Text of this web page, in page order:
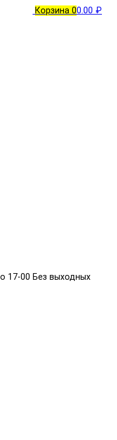
Корзина 00.00 ₽
17-00 Без выходных